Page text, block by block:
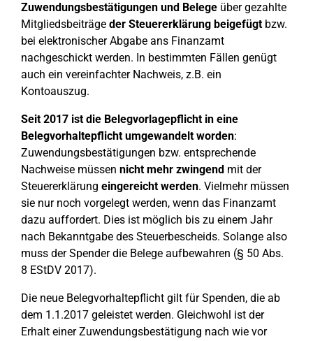
Zuwendungsbestätigungen und Belege über gezahlte
Mitgliedsbeiträge der Steuererklärung beigefügtbzw.
bei elektronischer Abgabe ans Finanzamt
nachgeschickt werden. In bestimmten Fällen genügt
auch ein vereinfachter Nachweis, z.B. ein
Kontoauszug.
Seit 2017 ist die Belegvorlagepflicht in eine
Belegvorhaltepflicht umgewandelt worden:
Zuwendungsbestätigungen bzw. entsprechende
Nachweise müssen nicht mehr zwingend mit der
Steuererklärung eingereicht werden. Vielmehr müssen
sie nur noch vorgelegt werden, wenn das Finanzamt
dazu auffordert. Dies ist möglich bis zu einem Jahr
nach Bekanntgabe des Steuerbescheids. Solange also
muss der Spender die Belege aufbewahren (§ 50 Abs.
8 EStDV 2017).
Die neue Belegvorhaltepflicht gilt für Spenden, die ab
dem 1.1.2017 geleistet werden. Gleichwohl ist der
Erhalt einer Zuwendungsbestätigung nach wie vor